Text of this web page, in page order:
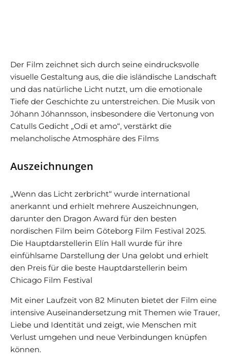
Der Film zeichnet sich durch seine eindrucksvolle
visuelle Gestaltung aus, die die isländische Landschaft
und das natürliche Licht nutzt, um die emotionale
Tiefe der Geschichte zu unterstreichen. Die Musik von
Jóhann Jóhannsson, insbesondere die Vertonung von
Catulls Gedicht „Odi et amo“, verstärkt die
melancholische Atmosphäre des Films
Auszeichnungen
„Wenn das Licht zerbricht“ wurde international
anerkannt und erhielt mehrere Auszeichnungen,
darunter den Dragon Award für den besten
nordischen Film beim Göteborg Film Festival 2025.
Die Hauptdarstellerin Elín Hall wurde für ihre
einfühlsame Darstellung der Una gelobt und erhielt
den Preis für die beste Hauptdarstellerin beim
Chicago Film Festival
Mit einer Laufzeit von 82 Minuten bietet der Film eine
intensive Auseinandersetzung mit Themen wie Trauer,
Liebe und Identität und zeigt, wie Menschen mit
Verlust umgehen und neue Verbindungen knüpfen
können.